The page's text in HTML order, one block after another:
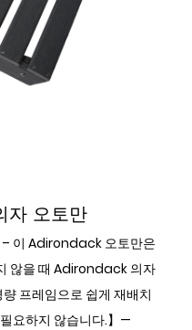
자 오토만
이 Adirondack 오토만은
않을 때 Adirondack 의자
프레임으로 쉽게 재배치
요하지 않습니다.】—